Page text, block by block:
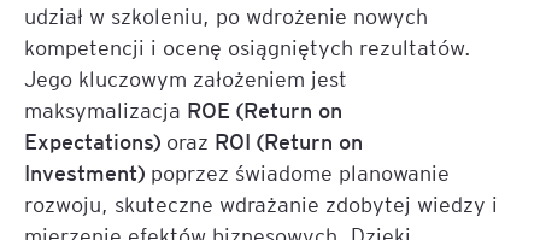
udział w szkoleniu, po wdrożenie nowych
kompetencji i ocenę osiągniętych rezultatów.
Jego kluczowym założeniem jest
maksymalizacja ROE (Return on
Expectations) oraz ROI (Return on
Investment) poprzez świadome planowanie
rozwoju, skuteczne wdrażanie zdobytej wiedzy i